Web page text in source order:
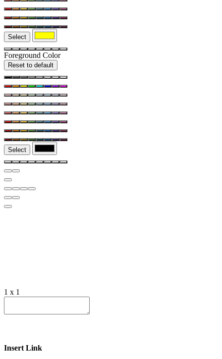
Select
Foreground Color
Reset to default
Select
1 x 1
Insert Link